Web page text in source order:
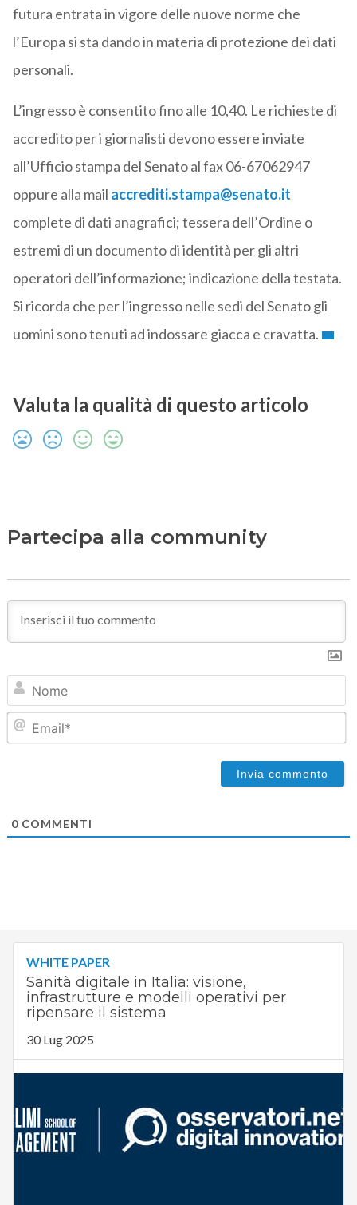
futura entrata in vigore delle nuove norme che
l’Europa si sta dando in materia di protezione dei dati
personali.
L’ingresso è consentito fino alle 10,40. Le richieste di
accredito per i giornalisti devono essere inviate
all’Ufficio stampa del Senato al fax 06-67062947
oppure alla mail accrediti.stampa@senato.it
complete di dati anagrafici; tessera dell’Ordine o
estremi di un documento di identità per gli altri
operatori dell’informazione; indicazione della testata.
Si ricorda che per l’ingresso nelle sedi del Senato gli
uomini sono tenuti ad indossare giacca e cravatta.
Valuta la qualità di questo articolo
Partecipa alla community
0COMMENTI
WHITE PAPER
Sanità digitale in Italia: visione,
infrastrutture e modelli operativi per
ripensare il sistema
30 Lug 2025